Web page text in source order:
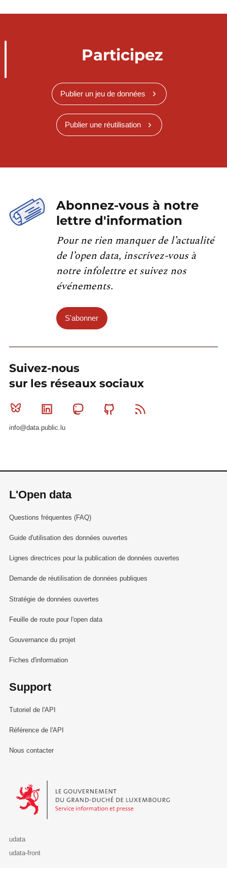
Participez
Publier un jeu de données
Publier une réutilisation
Abonnez-vous à notre
lettre d'information
Pour ne rien manquer de l’actualité
de l’open data, inscrivez-vous à
notre infolettre et suivez nos
événements.
S'abonner
Suivez-nous
sur les réseaux sociaux
Bluesky Linkedin MastodonGithub
info@data.public.lu
L'Open data
Questions fréquentes (FAQ)
Guide d'utilisation des données ouvertes
Lignes directrices pour la publication de données ouvertes
Demande de réutilisation de données publiques
Stratégie de données ouvertes
Feuille de route pour l'open data
Gouvernance du projet
Fiches d'information
Support
Tutoriel de l'API
Référence de l'API
Nous contacter
Le Gouvernement du Grand-Duché de Luxembourg - Service
udata
udata-front